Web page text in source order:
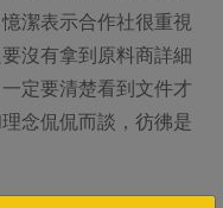
潔表示合作社很重視
沒有拿到原料商詳細
定要清楚看到文件才
念侃侃而談，彷彿是